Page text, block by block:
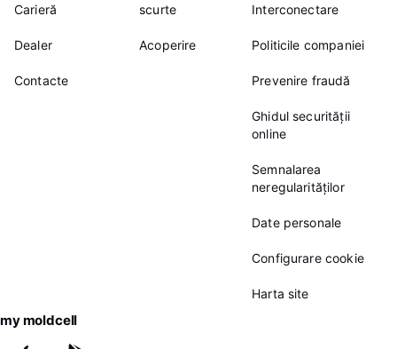
Carieră
Dealer
Contacte
scurte
Acoperire
Interconectare
Politicile companiei
Prevenire fraudă
Ghidul securității
online
Semnalarea
neregularităților
Date personale
Configurare cookie
Harta site
my moldcell